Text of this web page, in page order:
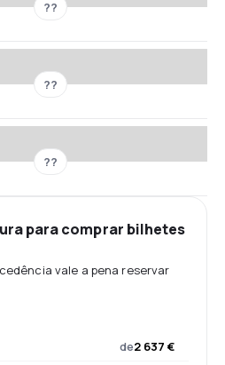
??
??
??
para comprar bilhetes
vale a pena reservar
de2 637 €